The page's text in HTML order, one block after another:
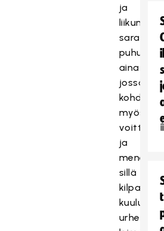
ja
liikunnan
saralla
puhutaan
aina
jossain
kohden
myös
ja
sillä
kilpailu
kuuluu
urheiluun